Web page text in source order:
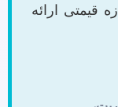
قیمتی ارائه